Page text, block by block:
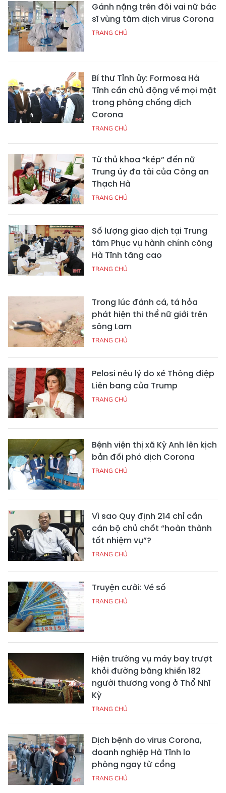
Gánh nặng trên đôi vai nữ bác
sĩ vùng tâm dịch virus Corona
TRANG CHỦ
Bí thư Tỉnh ủy: Formosa Hà
Tĩnh cần chủ động về mọi mặt
trong phòng chống dịch
Corona
TRANG CHỦ
Từ thủ khoa “kép” đến nữ
Trung úy đa tài của Công an
Thạch Hà
TRANG CHỦ
Số lượng giao dịch tại Trung
tâm Phục vụ hành chính công
Hà Tĩnh tăng cao
TRANG CHỦ
Trong lúc đánh cá, tá hỏa
phát hiện thi thể nữ giới trên
sông Lam
TRANG CHỦ
Pelosi nêu lý do xé Thông điệp
Liên bang của Trump
TRANG CHỦ
Bệnh viện thị xã Kỳ Anh lên kịch
bản đối phó dịch Corona
TRANG CHỦ
Vì sao Quy định 214 chỉ cần
cán bộ chủ chốt “hoàn thành
tốt nhiệm vụ”?
TRANG CHỦ
Truyện cười: Vé số
TRANG CHỦ
Hiện trường vụ máy bay trượt
khỏi đường băng khiến 182
người thương vong ở Thổ Nhĩ
Kỳ
TRANG CHỦ
Dịch bệnh do virus Corona,
doanh nghiệp Hà Tĩnh lo
phòng ngay từ cổng
TRANG CHỦ